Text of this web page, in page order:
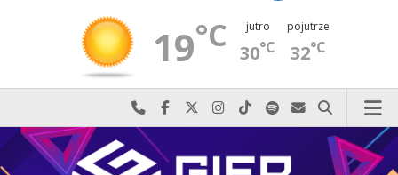
19°C jutro
30°C
pojutrze
32°C
Najlepiej po prostu do nas zadzwoń
Odwiedź nas na Facebook-u
Odwiedź nas na X
Odwiedź nas na Instagram-ie
Odwiedź nas na TikTok-u
Szukaj nas na Spotify
Wyślij do nas
Szukaj